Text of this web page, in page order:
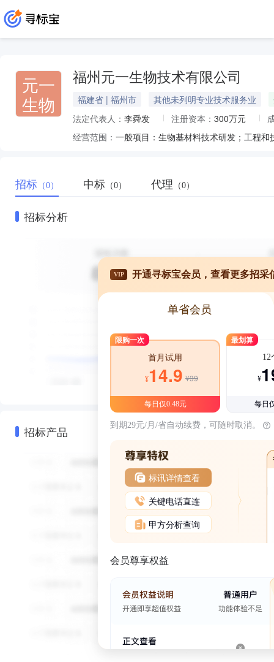
元一
生物
福州元一生物技术有限公司
福建省 | 福州市 其他未列明专业技术服务业
法定代表人： 李舜发 注册资本： 300万元
经营范围：
招标 （0） 中标 （0） 代理 （0）
招标分析
招标产品
VIP 开通寻标宝会员，查看更多招采
单省会员
限购一次
首月试用
¥14.9 ¥39
每日仅0.48元
最划算
12
¥
每日
到期29元/月/省自动续费，可随时取消。
标讯详情查看
关键电话直连
甲方分析查询
会员尊享权益